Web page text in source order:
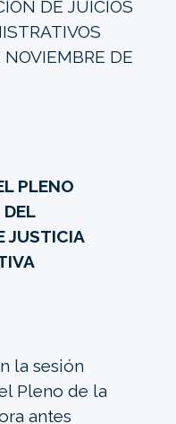
DE JUICIOS
DE
PLENO
DEL
JUSTICIA
la sesión
Pleno de la
antes